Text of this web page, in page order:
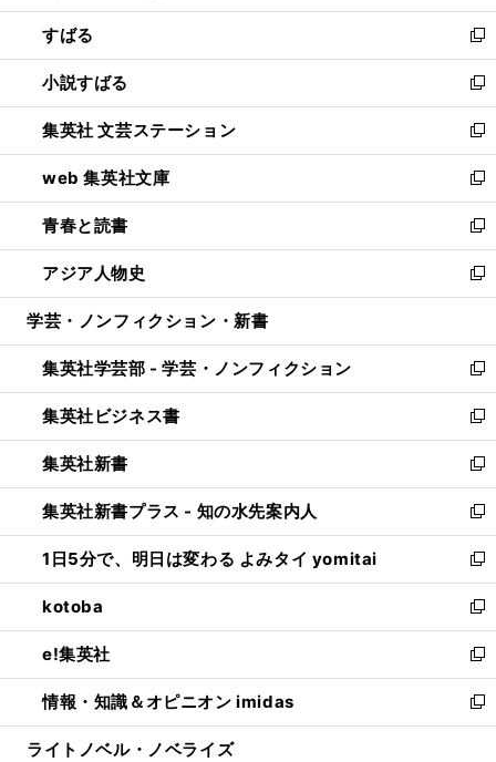
開
く
ウ
で
開
く
ン
ド
ウ
で
開
く
すばる
新
し
い
ウ
ィ
ン
ド
ウ
で
開
く
小説すばる
新
し
い
ウ
ィ
ン
ド
ウ
で
開
集英社 文芸ステーション
新
し
い
ウ
ィ
ン
ド
ウ
開
く
web 集英社文庫
新
し
い
ウ
ィ
ン
ウ
で
開
く
青春と読書
新
し
い
ウ
ン
ド
ウ
で
開
く
アジア人物史
新
し
ウ
ィ
ン
ド
ウ
で
開
く
学芸・ノンフィクション・新書
集英社学芸部 - 学芸・ノンフィクション
新
し
い
ウ
ィ
ン
ド
ウ
で
開
く
集英社ビジネス書
新
し
い
ウ
ィ
ン
ド
ウ
で
開
く
集英社新書
新
し
い
ウ
ィ
ン
ド
ウ
で
開
く
集英社新書プラス - 知の水先案内人
新
し
い
ウ
ィ
ン
ド
ウ
で
開
1日5分で、明日は変わる よみタイ yomitai
新
し
い
ウ
ィ
ン
ド
ウ
kotoba
新
し
い
ウ
ィ
ン
e!集英社
新
し
い
ウ
情報・知識＆オピニオン imidas
新
し
ライトノベル・ノベライズ